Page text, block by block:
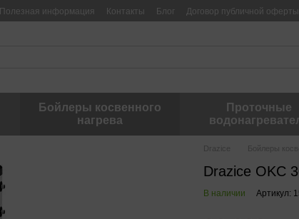
Полезная информация Контакты Блог Договор публичной оферты
Бойлеры косвенного
нагрева
Проточные
Drazice Бойлеры
Drazice OKC
В наличии Артикул: